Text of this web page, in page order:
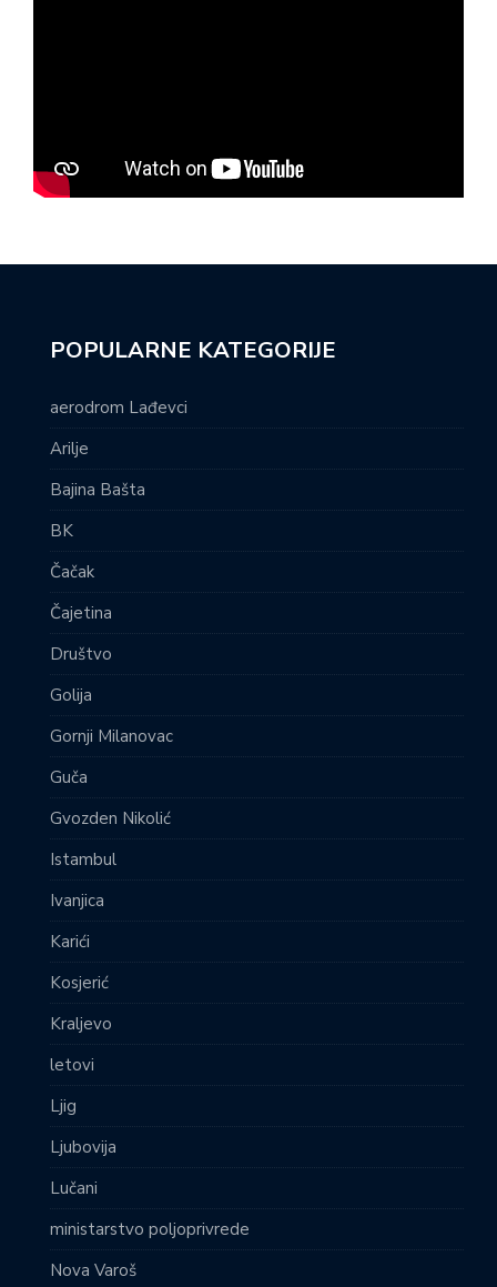
POPULARNE KATEGORIJE
aerodrom Lađevci
Arilje
Bajina Bašta
BK
Čačak
Čajetina
Društvo
Golija
Gornji Milanovac
Guča
Gvozden Nikolić
Istambul
Ivanjica
Karići
Kosjerić
Kraljevo
letovi
Ljig
Ljubovija
Lučani
ministarstvo poljoprivrede
Nova Varoš